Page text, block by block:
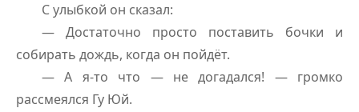
С улыбкой он сказал:
— Достаточно просто поставить бочки и
собирать дождь, когда он пойдёт.
— А я-то что — не догадался! — громко
рассмеялся Гу Юй.